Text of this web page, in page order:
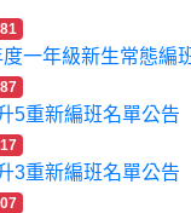
一年級新生常態編
5重新編班名單公告
3重新編班名單公告